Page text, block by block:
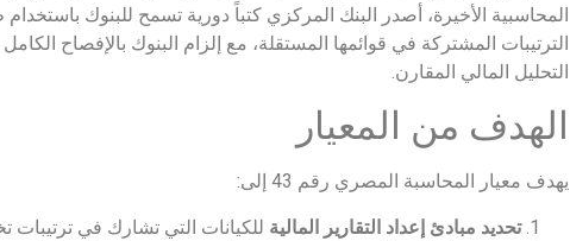
المحاسبية الأخيرة، أصدر البنك المركزي كتباً دورية تسمح للبنوك
الترتيبات المشتركة في قوائمها المستقلة، مع إلزام البنوك بالإفصاح
التحليل المالي المقارن.
الهدف من المعيار
يهدف معيار المحاسبة المصري رقم 43 إلى:
تحديد مبادئ إعداد التقارير المالية للكيانات التي تشارك في